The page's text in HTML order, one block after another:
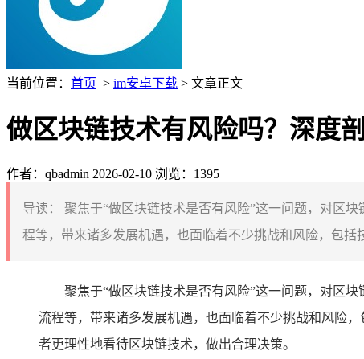
当前位置： 首页 > im安卓下载 > 文章正文
做区块链技术有风险吗？深度
作者：qbadmin 2026-02-10 浏览：1395
导读：
聚焦于“做区块链技术是否有风险”这一问题，对区
程等，带来诸多发展机遇，也面临着不少挑战和风险，包
聚焦于“做区块链技术是否有风险”这一问题，对区
流程等，带来诸多发展机遇，也面临着不少挑战和风险
者更理性地看待区块链技术，做出合理决策。